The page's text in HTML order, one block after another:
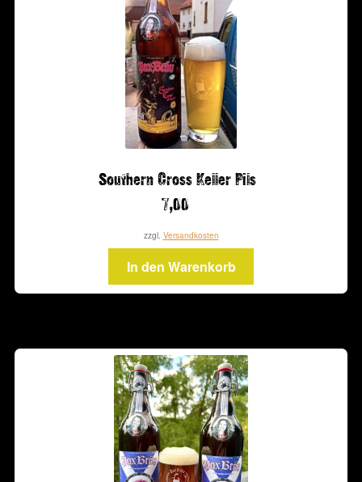
Southern Cross Keller Pils
7,00
zzgl. Versandkosten
In den Warenkorb